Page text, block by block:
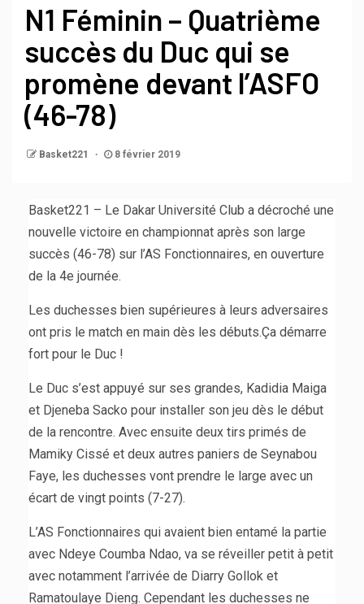
N1 Féminin – Quatrième
succès du Duc qui se
promène devant l’ASFO
(46-78)
Basket221 8 février 2019
Basket221 – Le Dakar Université Club a décroché une
nouvelle victoire en championnat après son large
succès (46-78) sur l’AS Fonctionnaires, en ouverture
de la 4e journée.
Les duchesses bien supérieures à leurs adversaires
ont pris le match en main dès les débuts.Ça démarre
fort pour le Duc !
Le Duc s’est appuyé sur ses grandes, Kadidia Maiga
et Djeneba Sacko pour installer son jeu dès le début
de la rencontre. Avec ensuite deux tirs primés de
Mamiky Cissé et deux autres paniers de Seynabou
Faye, les duchesses vont prendre le large avec un
écart de vingt points (7-27).
L’AS Fonctionnaires qui avaient bien entamé la partie
avec Ndeye Coumba Ndao, va se réveiller petit à petit
avec notamment l’arrivée de Diarry Gollok et
Ramatoulaye Dieng. Cependant les duchesses ne